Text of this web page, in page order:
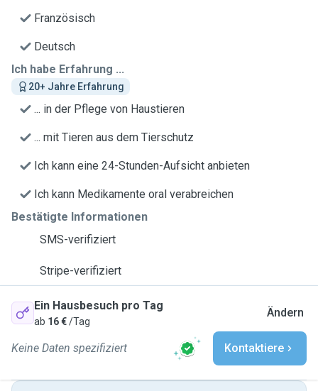
Französisch
Deutsch
Ich habe Erfahrung ...
20+ Jahre Erfahrung
... in der Pflege von Haustieren
... mit Tieren aus dem Tierschutz
Ich kann eine 24-Stunden-Aufsicht anbieten
Ich kann Medikamente oral verabreichen
Bestätigte Informationen
SMS-verifiziert
Stripe-verifiziert
Ein Hausbesuch pro Tag
ab 16 €/Tag
Ändern
Keine Daten spezifiziert Kontaktiere